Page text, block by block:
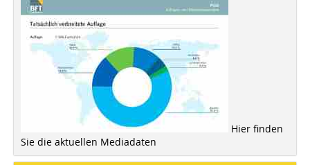
Hier finden
Sie die aktuellen Mediadaten